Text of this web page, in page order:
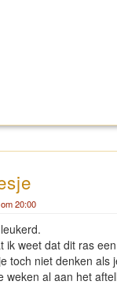
20:00
ik weet dat dit ras
toch niet denken als
weken al aan het